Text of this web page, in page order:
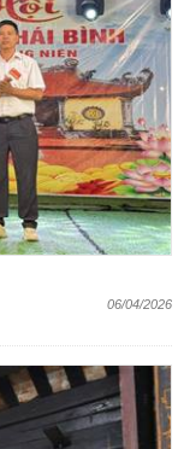
06/04/2026